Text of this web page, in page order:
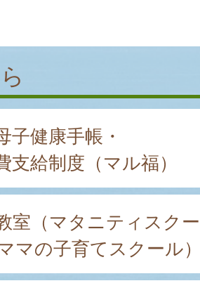
子健康手帳・
支給制度（マル福）
室（マタニティスク
マの子育てスクール